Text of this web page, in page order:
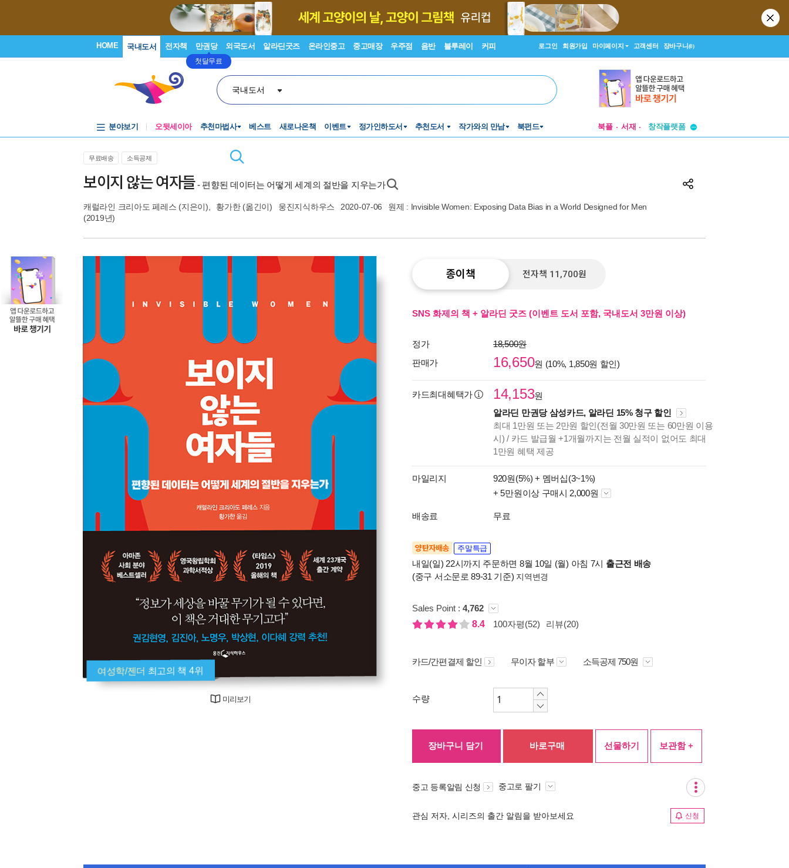
HOME 국내도서 전자책 만권당
첫달무료
외국도서 알라딘굿즈 온라인중고 중고매장 우주점 음반 블루레이 커피 로그인 회원가입 마이페이지 고객센터 장바구니(0)
국내도서
분야보기 오뒷세이아 추천마법사 베스트 새로나온책 이벤트 정가인하도서 추천도서 작가와의 만남 북펀드 북플 서재
창작플랫폼
무료배송
소득공제
보이지 않는 여자들- 편향된 데이터는 어떻게 세계의 절반을 지우는가
캐럴라인 크리아도 페레스 (지은이), 황가한(옮긴이) 웅진지식하우스 2020-07-06
원제 : Invisible Women: Exposing Data Bias in a World Designed for Men
(2019년)
여성학/젠더 최고의 책 4위
미리보기
종이책 전자책 11,700원
SNS 화제의 책 + 알라딘 굿즈 (이벤트 도서 포함, 국내도서 3만원 이상)
정가
18,500원
판매가
16,650원 (10%, 1,850원 할인)
카드최대혜택가 14,153원
알라딘 만권당 삼성카드, 알라딘 15% 청구 할인
최대 1만원 또는 2만원 할인(전월 30만원 또는 60만원 이용
시) / 카드 발급월 +1개월까지는 전월 실적이 없어도 최대
1만원 혜택 제공
마일리지 920원(5%) + 멤버십(3~1%)
+ 5만원이상 구매시 2,000원
배송료 무료
양탄자배송 주말특급
내일(일) 22시까지 주문하면 8월 10일 (월) 아침 7시 출근전 배송
(중구 서소문로 89-31 기준) 지역변경
Sales Point : 4,762
8.4
100자평(52) 리뷰(20)
카드/간편결제 할인 무이자 할부 소득공제 750원
수량
장바구니 담기 바로구매 선물하기 보관함 +
중고 등록알림 신청 중고로 팔기
관심 저자, 시리즈의 출간 알림을 받아보세요 신청